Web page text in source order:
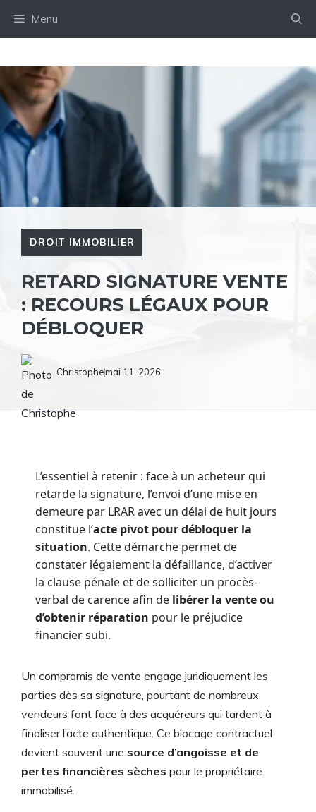
Menu
DROIT IMMOBILIER
RETARD SIGNATURE VENTE
: RECOURS LÉGAUX POUR
DÉBLOQUER
Christophemai 11, 2026
L’essentiel à retenir : face à un acheteur qui
retarde la signature, l’envoi d’une mise en
demeure par LRAR avec un délai de huit jours
constitue l’acte pivot pour débloquer la
situation. Cette démarche permet de
constater légalement la défaillance, d’activer
la clause pénale et de solliciter un procès-
verbal de carence afin de libérer la vente ou
d’obtenir réparation pour le préjudice
financier subi.
Un compromis de vente engage juridiquement les
parties dès sa signature, pourtant de nombreux
vendeurs font face à des acquéreurs qui tardent à
finaliser l’acte authentique. Ce blocage contractuel
devient souvent une source d’angoisse et de
pertes financières sèches pour le propriétaire
immobilisé.